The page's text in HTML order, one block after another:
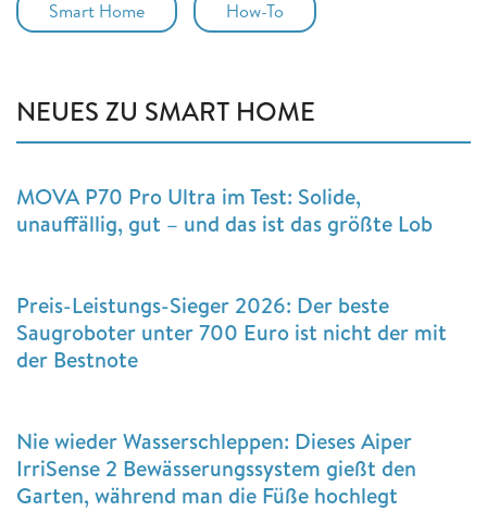
Smart Home How-To
NEUES ZU SMART HOME
MOVA P70 Pro Ultra im Test: Solide,
unauffällig, gut – und das ist das größte Lob
Preis-Leistungs-Sieger 2026: Der beste
Saugroboter unter 700 Euro ist nicht der mit
der Bestnote
Nie wieder Wasserschleppen: Dieses Aiper
IrriSense 2 Bewässerungssystem gießt den
Garten, während man die Füße hochlegt